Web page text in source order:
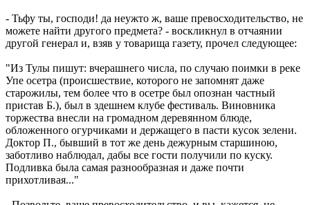
- Тьфу ты, господи! да неужто ж, ваше превосходительство, не
можете найти другого предмета? - воскликнул в отчаянии
другой генерал и, взяв у товарища газету, прочел следующее:
"Из Тулы пишут: вчерашнего числа, по случаю поимки в реке
Упе осетра (происшествие, которого не запомнят даже
старожилы, тем более что в осетре был опознан частный
пристав Б.), был в здешнем клубе фестиваль. Виновника
торжества внесли на громадном деревянном блюде,
обложенного огурчиками и держащего в пасти кусок зелени.
Доктор П., бывший в тот же день дежурным старшиною,
заботливо наблюдал, дабы все гости получили по куску.
Подливка была самая разнообразная и даже почти
прихотливая..."